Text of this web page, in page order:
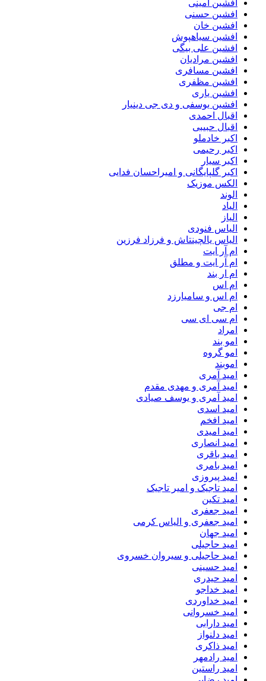
افشین امینی
افشین حسنی
افشین خان
افشین سیاهپوش
افشین علی بیگی
افشین مرادیان
افشین مسافری
افشین مظفری
افشین یاری
افشین یوسفی و دی جی دینیار
اقبال احمدی
اقبال حبیبی
اکبر خادملو
اکبر رحیمی
اکبر سیار
اکبر گلپایگانی و امیراحسان فدایی
الکس موزیک
الوند
الیاد
الیاز
الیاس فنودی
الیاس یالچینتاش و فرزاد فرزین
ام آر ایت
ام آر ایت و مطلق
ام‌ ار بند
ام اس
ام اس و سامیارزد
ام جی
ام سی ای سی
امراد
امو بند
امو گروه
اموبند
امید آمری
امید آمری و مهدی مقدم
امید آمری و یوسف صیادی
امید اسدی
امید افخم
امید امیدی
امید انصاری
امید باقری
امید بامری
امید پیروزی
امید تاجیک و امیر تاجیک
امید تکین
امید جعفری
امید جعفری و الیاس کرمی
امید جهان
امید حاجیلی
امید حاجیلی و سیروان خسروی
امید حسینی
امید حیدری
امید خداجو
امید خداوردی
امید خسروانی
امید دارابی
امید دلنواز
امید ذاکری
امید رادمهر
امید راستین